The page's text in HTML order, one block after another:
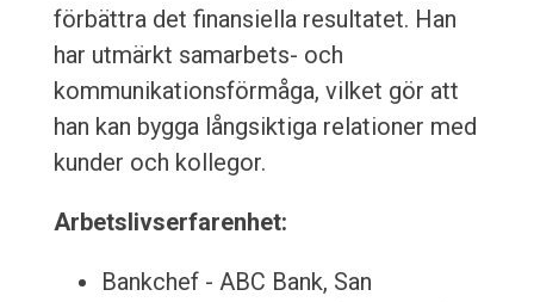
förbättra det finansiella resultatet. Han
har utmärkt samarbets- och
kommunikationsförmåga, vilket gör att
han kan bygga långsiktiga relationer med
kunder och kollegor.
Arbetslivserfarenhet:
Bankchef - ABC Bank, San